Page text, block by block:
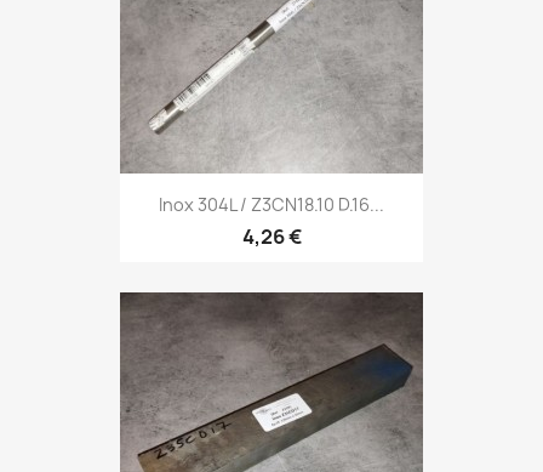
Inox 304L / Z3CN18.10 D.16...
4,26 €